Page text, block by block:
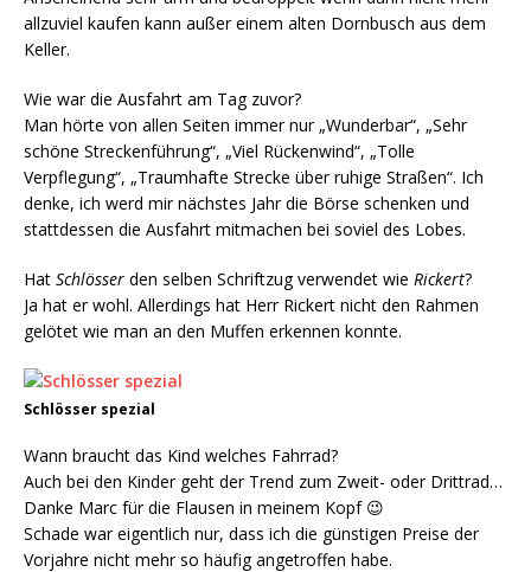
allzuviel kaufen kann außer einem alten Dornbusch aus dem
Keller.
Wie war die Ausfahrt am Tag zuvor?
Man hörte von allen Seiten immer nur „Wunderbar“, „Sehr
schöne Streckenführung“, „Viel Rückenwind“, „Tolle
Verpflegung“, „Traumhafte Strecke über ruhige Straßen“. Ich
denke, ich werd mir nächstes Jahr die Börse schenken und
stattdessen die Ausfahrt mitmachen bei soviel des Lobes.
Hat Schlösser den selben Schriftzug verwendet wie Rickert?
Ja hat er wohl. Allerdings hat Herr Rickert nicht den Rahmen
gelötet wie man an den Muffen erkennen konnte.
Schlösser spezial
Wann braucht das Kind welches Fahrrad?
Auch bei den Kinder geht der Trend zum Zweit- oder Drittrad…
Danke Marc für die Flausen in meinem Kopf 😉
Schade war eigentlich nur, dass ich die günstigen Preise der
Vorjahre nicht mehr so häufig angetroffen habe.